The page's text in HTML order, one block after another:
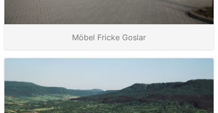
Möbel Fricke Goslar